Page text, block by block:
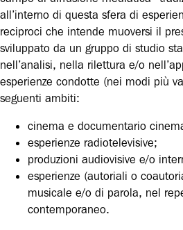
all’interno di questa sfera di
reciproci che intende muoversi il
sviluppato da un gruppo di studio
nell’analisi, nella rilettura e/o
esperienze condotte (nei modi più
seguenti ambiti:
cinema e documentario
esperienze radiotelevisive;
produzioni audiovisive e/o
esperienze (autoriali o
musicale e/o di parola, nel
contemporaneo.